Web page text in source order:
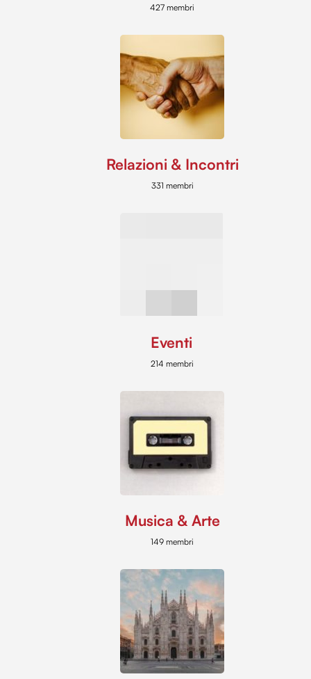
427 membri
Relazioni & Incontri
331 membri
Eventi
214 membri
Musica & Arte
149 membri